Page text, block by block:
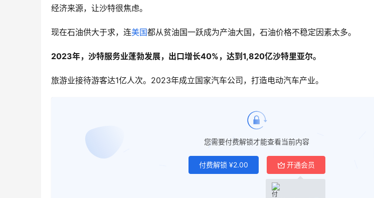
经济来源，让沙特很焦虑。
现在石油供大于求，连美国都从贫油国一跃成为产油大国，石油价格不稳定因素太多。
2023年，沙特服务业蓬勃发展，出口增长40%，达到1,820亿沙特里亚尔。
旅游业接待游客达1亿人次。2023年成立国家汽车公司，打造电动汽车产业。
您需要付费解锁才能查看当前内容
付费解锁 ¥2.00 开通会员